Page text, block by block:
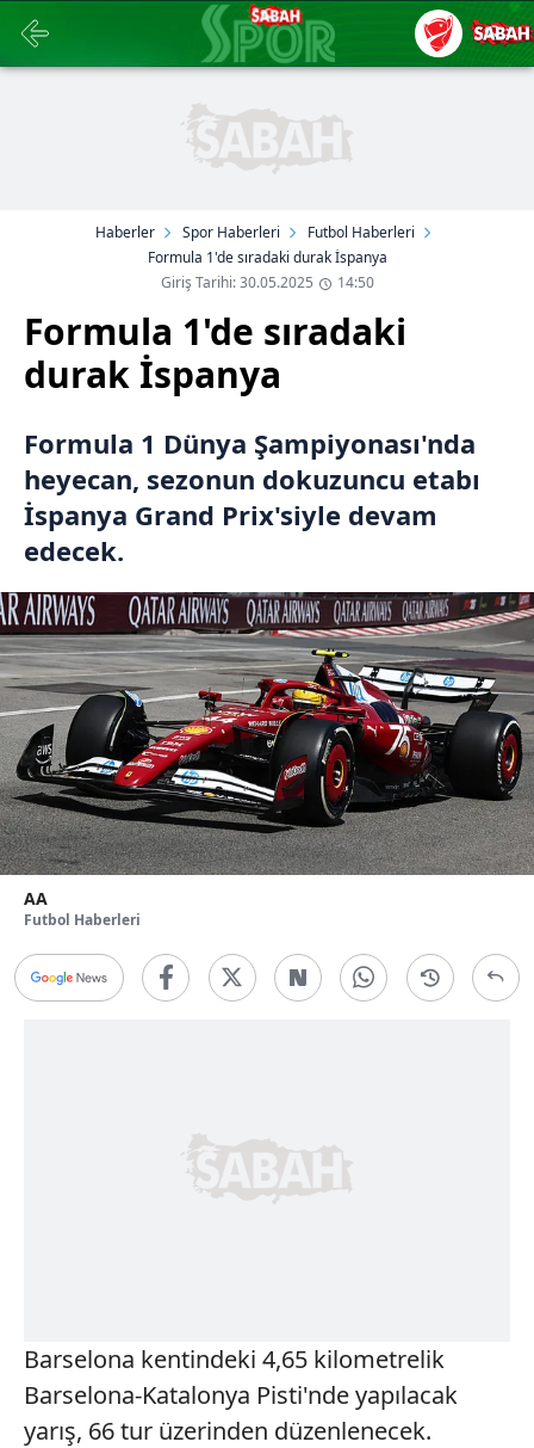
Haberler Spor Haberleri
Futbol Haberleri
Formula 1'de sıradaki durak İspanya
Giriş Tarihi: 30.05.2025
14:50
Formula 1'de sıradaki
durak İspanya
Formula 1 Dünya Şampiyonası'nda
heyecan, sezonun dokuzuncu etabı
İspanya Grand Prix'siyle devam
edecek.
AA
Futbol Haberleri
Barselona kentindeki 4,65 kilometrelik
Barselona-Katalonya Pisti'nde yapılacak
yarış, 66 tur üzerinden düzenlenecek.